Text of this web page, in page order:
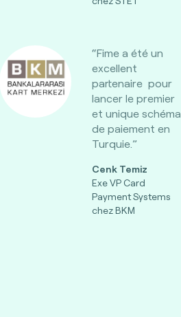
“Fime a été un
excellent
partenaire pour
lancer le premier
et unique schéma
de paiement en
Turquie.”
Cenk Temiz
Exe VP Card
Payment Systems
chez BKM